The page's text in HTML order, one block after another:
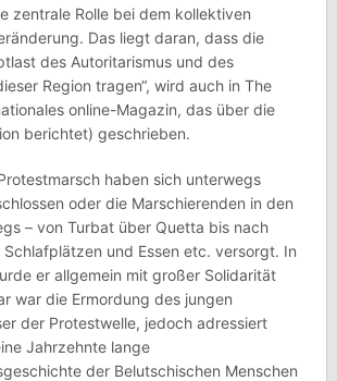
zentrale Rolle bei dem kollektiven
Das liegt daran, dass die
des Autoritarismus und des
Region tragen“, wird auch in The
online-Magazin, das über die
berichtet) geschrieben.
haben sich unterwegs
oder die Marschierenden in den
– von Turbat über Quetta bis nach
Schlafplätzen und Essen etc. versorgt. In
er allgemein mit großer Solidarität
war die Ermordung des jungen
der Protestwelle, jedoch adressiert
Jahrzehnte lange
der Belutschischen Menschen